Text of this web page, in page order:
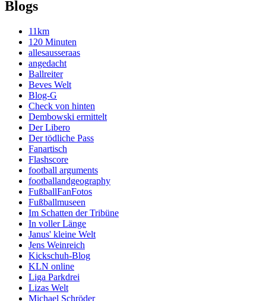
Blogs
11km
120 Minuten
allesausseraas
angedacht
Ballreiter
Beves Welt
Blog-G
Check von hinten
Dembowski ermittelt
Der Libero
Der tödliche Pass
Fanartisch
Flashscore
football arguments
footballandgeography
FußballFanFotos
Fußballmuseen
Im Schatten der Tribüne
In voller Länge
Janus' kleine Welt
Jens Weinreich
Kickschuh-Blog
KLN online
Liga Parkdrei
Lizas Welt
Michael Schröder